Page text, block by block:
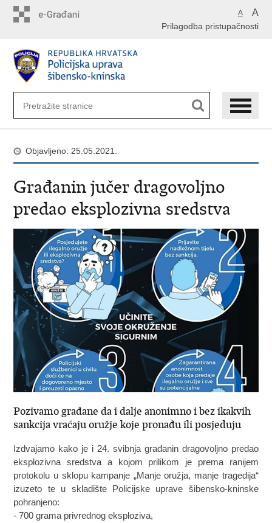
A A
Prilagodba pristupačnosti
Objavljeno: 25.05.2021.
Građanin jučer dragovoljno
predao eksplozivna sredstva
Pozivamo građane da i dalje anonimno i bez ikakvih
sankcija vraćaju oružje koje pronađu ili posjeduju
Izdvajamo kako je i 24. svibnja građanin dragovoljno predao
eksplozivna sredstva a kojom prilikom je prema ranijem
protokolu u sklopu kampanje „Manje oružja, manje tragedija“
izuzeto te u skladište Policijske uprave šibensko-kninske
pohranjeno:
- 700 grama privrednog eksploziva,